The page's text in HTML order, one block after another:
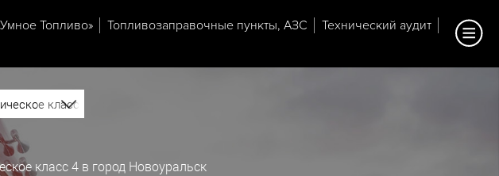
Топливо» Топливозаправочные пункты, АЗС
Технический аудит
класс 4
класс 4 в город Новоуральск